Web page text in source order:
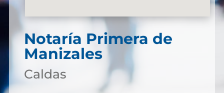
Notaría Primera de
Manizales
Caldas